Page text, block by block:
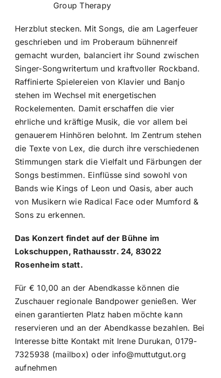
Group Therapy
Herzblut stecken. Mit Songs, die am Lagerfeuer
geschrieben und im Proberaum bühnenreif
gemacht wurden, balanciert ihr Sound zwischen
Singer-Songwritertum und kraftvoller Rockband.
Raffinierte Spielereien von Klavier und Banjo
stehen im Wechsel mit energetischen
Rockelementen. Damit erschaffen die vier
ehrliche und kräftige Musik, die vor allem bei
genauerem Hinhören belohnt. Im Zentrum stehen
die Texte von Lex, die durch ihre verschiedenen
Stimmungen stark die Vielfalt und Färbungen der
Songs bestimmen. Einflüsse sind sowohl von
Bands wie Kings of Leon und Oasis, aber auch
von Musikern wie Radical Face oder Mumford &
Sons zu erkennen.
Das Konzert findet auf der Bühne im
Lokschuppen, Rathausstr. 24, 83022
Rosenheim statt.
Für € 10,00 an der Abendkasse können die
Zuschauer regionale Bandpower genießen. Wer
einen garantierten Platz haben möchte kann
reservieren und an der Abendkasse bezahlen. Bei
Interesse bitte Kontakt mit Irene Durukan, 0179-
7325938 (mailbox) oder info@muttutgut.org
aufnehmen